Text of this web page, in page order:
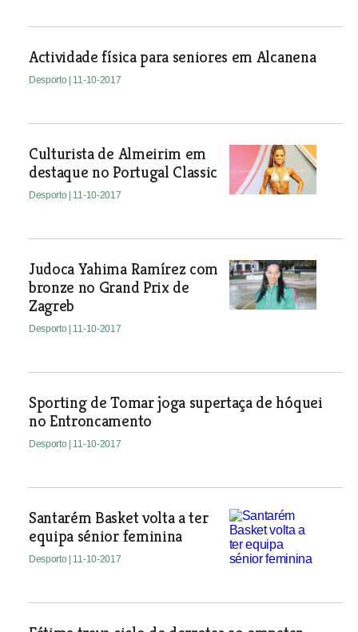
Actividade física para seniores em Alcanena
Desporto | 11-10-2017
Culturista de Almeirim em
destaque no Portugal Classic
Desporto | 11-10-2017
Judoca Yahima Ramírez com
bronze no Grand Prix de
Zagreb
Desporto | 11-10-2017
Sporting de Tomar joga supertaça de hóquei
no Entroncamento
Desporto | 11-10-2017
Santarém Basket volta a ter
equipa sénior feminina
Desporto | 11-10-2017